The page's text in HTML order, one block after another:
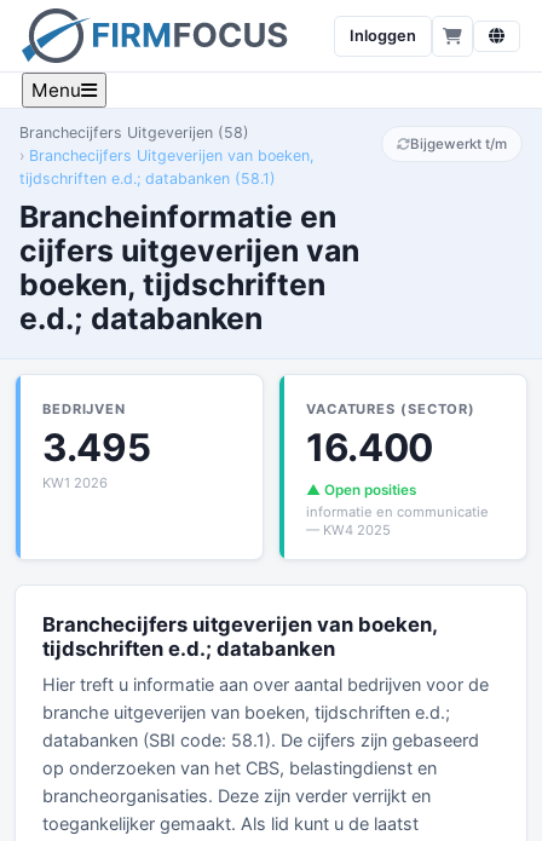
Inloggen
Menu
Branchecijfers Uitgeverijen (58)
Branchecijfers Uitgeverijen van boeken,
tijdschriften e.d.; databanken (58.1)
Brancheinformatie en
cijfers uitgeverijen van
boeken, tijdschriften
e.d.; databanken
Bijgewerkt t/m
BEDRIJVEN
3.495
KW1 2026
VACATURES (SECTOR)
16.400
▲ Open posities
informatie en communicatie
— KW4 2025
Branchecijfers uitgeverijen van boeken,
tijdschriften e.d.; databanken
Hier treft u informatie aan over aantal bedrijven voor de
branche uitgeverijen van boeken, tijdschriften e.d.;
databanken (SBI code: 58.1). De cijfers zijn gebaseerd
op onderzoeken van het CBS, belastingdienst en
brancheorganisaties. Deze zijn verder verrijkt en
toegankelijker gemaakt. Als lid kunt u de laatst